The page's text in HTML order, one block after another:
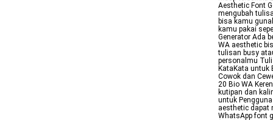
Aesthetic Font
mengubah
bisa kamu
kamu pakai
Generator Ada
WA aesthetic
tulisan busy
personalmu
KataKata untuk
Cowok dan
20 Bio WA
kutipan dan
untuk
aesthetic dapat
WhatsApp font